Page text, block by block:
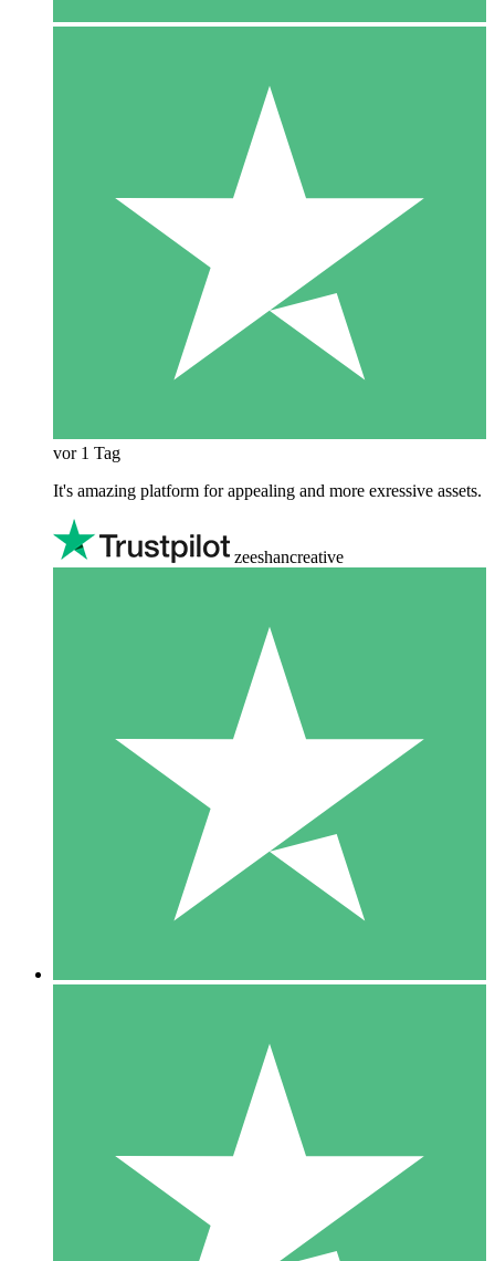
vor 1 Tag
It's amazing platform for appealing and more exressive assets.
zeeshancreative